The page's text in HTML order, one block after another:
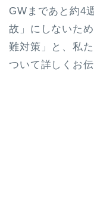
GWまであと約4
故」にしないた
難対策」と、私
ついて詳しくお